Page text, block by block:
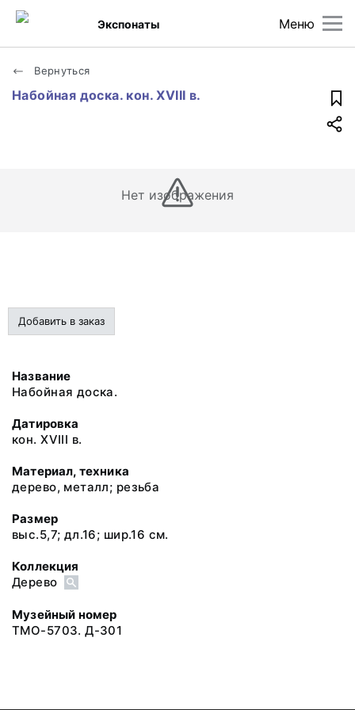
Меню
Экспонаты
Вернуться
Набойная доска. кон. XVIII в.
Нет изображения
Добавить в заказ
Название
Набойная доска.
Датировка
кон. XVIII в.
Материал, техника
дерево, металл; резьба
Размер
выс.5,7; дл.16; шир.16 см.
Коллекция
Дерево
Музейный номер
ТМО-5703. Д-301